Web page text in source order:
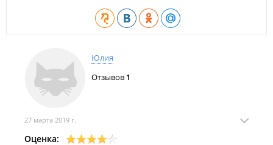
Юлия
Отзывов 1
27 марта 2019 г.
Оценка: